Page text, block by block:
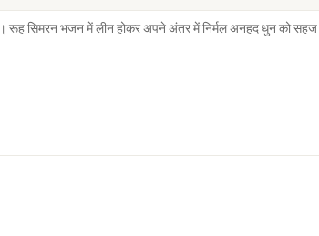
रूह सिमरन भजन में लीन होकर अपने अंतर में निर्मल अनहद धुन को